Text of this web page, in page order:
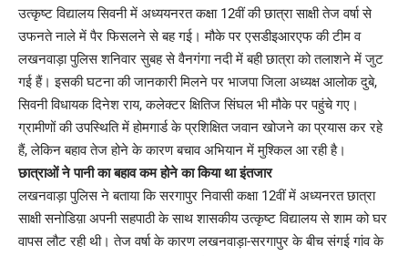
उत्कृष्ट विद्यालय सिवनी में अध्ययनरत कक्षा 12वीं की छात्रा साक्षी तेज वर्षा से
उफनते नाले में पैर फिसलने से बह गई। मौके पर एसडीइआरएफ की टीम व
लखनवाड़ा पुलिस शनिवार सुबह से वैनगंगा नदी में बही छात्रा को तलाशने में जुट
गई हैं। इसकी घटना की जानकारी मिलने पर भाजपा जिला अध्यक्ष आलोक दुबे,
सिवनी विधायक दिनेश राय, कलेक्टर क्षितिज सिंघल भी मौके पर पहुंचे गए।
ग्रामीणों की उपस्थिति में होमगार्ड के प्रशिक्षित जवान खोजने का प्रयास कर रहे
हैं, लेकिन बहाव तेज होने के कारण बचाव अभियान में मुश्किल आ रही है।
छात्राओं ने पानी का बहाव कम होने का किया था इंतजार
लखनवाड़ा पुलिस ने बताया कि सरगापुर निवासी कक्षा 12वीं में अध्यनरत छात्रा
साक्षी सनोडिय़ा अपनी सहपाठी के साथ शासकीय उत्कृष्ट विद्यालय से शाम को घर
वापस लौट रही थी। तेज वर्षा के कारण लखनवाड़ा-सरगापुर के बीच संगई गांव के